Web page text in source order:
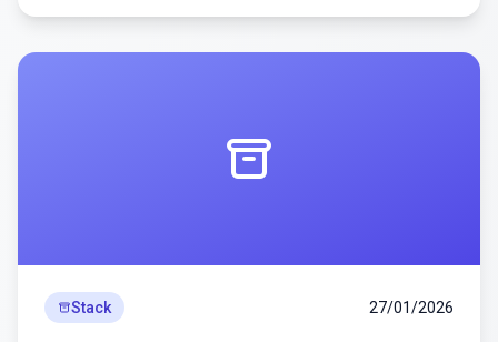
Stack 27/01/2026